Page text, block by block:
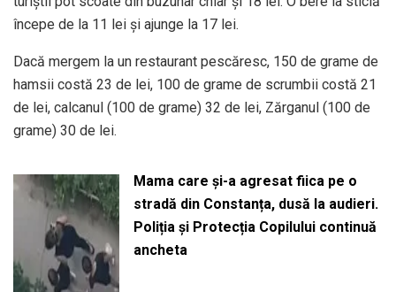
începe de la 11 lei și ajunge la 17 lei.
Dacă mergem la un restaurant pescăresc, 150 de grame de
hamsii costă 23 de lei, 100 de grame de scrumbii costă 21
de lei, calcanul (100 de grame) 32 de lei, Zărganul (100 de
grame) 30 de lei.
Mama care și-a agresat fiica pe o
stradă din Constanța, dusă la audieri.
Poliția și Protecția Copilului continuă
ancheta